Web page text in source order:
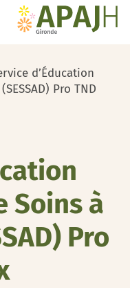
d’Éducation
Pro TND
Soins à
Pro